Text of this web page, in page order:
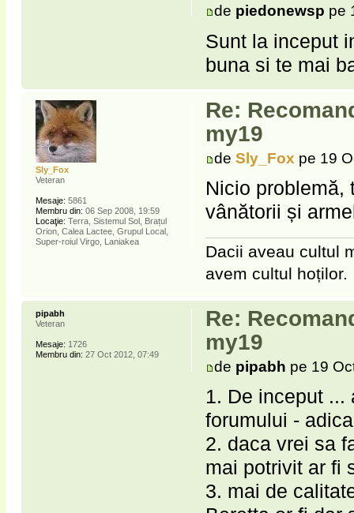
de piedonewsp pe
Sunt la inceput
buna si te mai
Re:
my19
deSly_Fox pe 19
Nicio problemă,
vânătorii și
Dacii aveau cultul
avem cultul hoților.
Sly_Fox
Veteran
Mesaje: 5861
Membru din: 06 Sep 2008, 19:59
Locaţie: Terra, Sistemul Sol, Brațul
Orion, Calea Lactee, Grupul Local,
Super-roiul Virgo, Laniakea
Re:
my19
de pipabh pe 19
1. De inceput ...
forumului -
2. daca vrei sa
mai potrivit ar fi
3. mai de
pipabh
Veteran
Mesaje: 1726
Membru din: 27 Oct 2012, 07:49